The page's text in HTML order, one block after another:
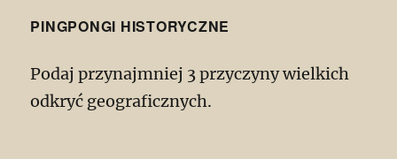
PINGPONGI HISTORYCZNE
Podaj przynajmniej 3 przyczyny wielkich
odkryć geograficznych.